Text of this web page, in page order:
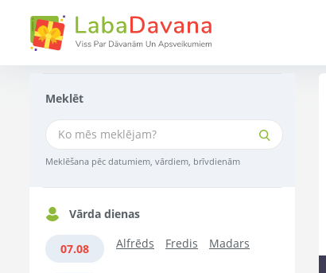
Meklēt
Meklēšana pēc datumiem, vārdiem, brīvdienām
Vārda dienas
07.08 Alfrēds Fredis Madars